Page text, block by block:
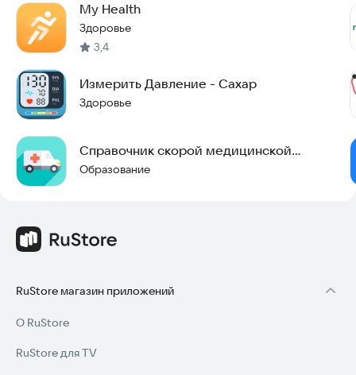
My Health
Здоровье
3,4
Измерить Давление - Сахар
Здоровье
Справочник скорой медицинской
помощи
Образование
RuStore магазин приложений
О RuStore
RuStore для TV